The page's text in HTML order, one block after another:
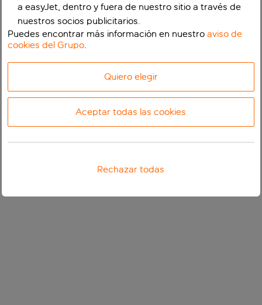
a easyJet, dentro y fuera de nuestro sitio a través de
nuestros socios publicitarios.
Puedes encontrar más información en nuestroaviso de
cookies del Grupo.
Quiero elegir
Aceptar todas las cookies
Rechazar todas